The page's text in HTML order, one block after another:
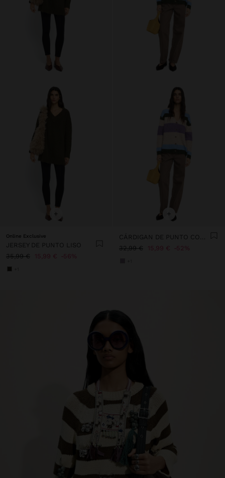
+
Online Exclusive
JERSEY DE PUNTO LISO
35,99 €
15,99 € 56%
+
CÁRDIGAN DE PUNTO CON RAYAS
32,99 €
15,99 € 52%